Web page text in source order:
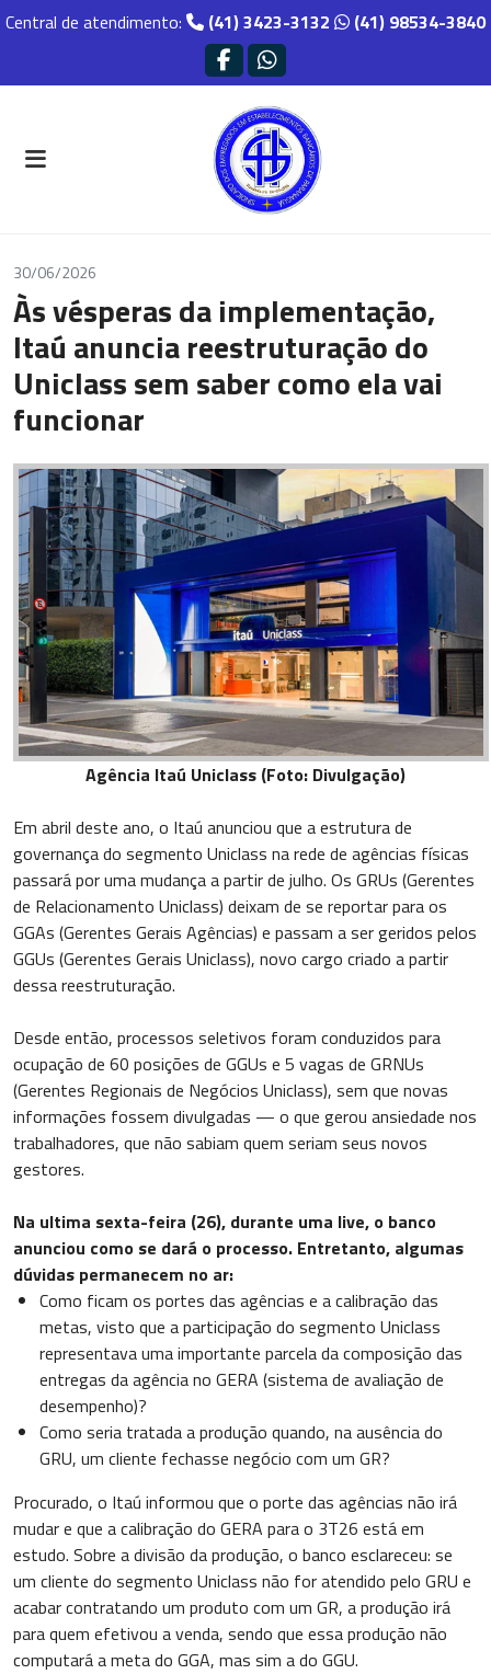
Central de atendimento: (41) 3423-3132 (41) 98534-3840
30/06/2026
Às vésperas da implementação,
Itaú anuncia reestruturação do
Uniclass sem saber como ela vai
funcionar
Agência Itaú Uniclass (Foto: Divulgação)
Em abril deste ano, o Itaú anunciou que a estrutura de
governança do segmento Uniclass na rede de agências físicas
passará por uma mudança a partir de julho. Os GRUs (Gerentes
de Relacionamento Uniclass) deixam de se reportar para os
GGAs (Gerentes Gerais Agências) e passam a ser geridos pelos
GGUs (Gerentes Gerais Uniclass), novo cargo criado a partir
dessa reestruturação.
Desde então, processos seletivos foram conduzidos para
ocupação de 60 posições de GGUs e 5 vagas de GRNUs
(Gerentes Regionais de Negócios Uniclass), sem que novas
informações fossem divulgadas — o que gerou ansiedade nos
trabalhadores, que não sabiam quem seriam seus novos
gestores.
Na ultima sexta-feira (26), durante uma live, o banco
anunciou como se dará o processo. Entretanto, algumas
dúvidas permanecem no ar:
Como ficam os portes das agências e a calibração das
metas, visto que a participação do segmento Uniclass
representava uma importante parcela da composição das
entregas da agência no GERA (sistema de avaliação de
desempenho)?
Como seria tratada a produção quando, na ausência do
GRU, um cliente fechasse negócio com um GR?
Procurado, o Itaú informou que o porte das agências não irá
mudar e que a calibração do GERA para o 3T26 está em
estudo. Sobre a divisão da produção, o banco esclareceu: se
um cliente do segmento Uniclass não for atendido pelo GRU e
acabar contratando um produto com um GR, a produção irá
para quem efetivou a venda, sendo que essa produção não
computará a meta do GGA, mas sim a do GGU.